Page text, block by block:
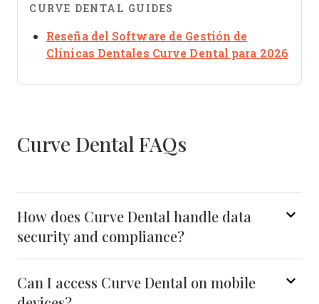
CURVE DENTAL GUIDES
Reseña del Software de Gestión de
Clínicas Dentales Curve Dental para 2026
Curve Dental FAQs
How does Curve Dental handle data
security and compliance?
Can I access Curve Dental on mobile